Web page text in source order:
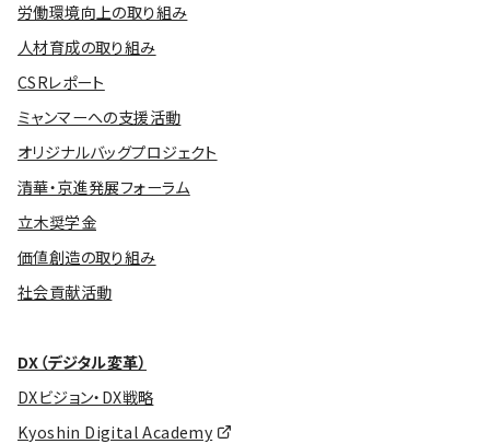
労働環境向上の取り組み
人材育成の取り組み
CSRレポート
ミャンマーへの支援活動
オリジナルバッグプロジェクト
清華・京進発展フォーラム
立木奨学金
価値創造の取り組み
社会貢献活動
DX（デジタル変革）
DXビジョン・DX戦略
Kyoshin Digital Academy